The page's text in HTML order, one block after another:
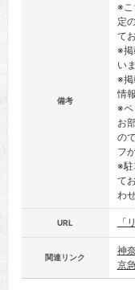
備考
※こ
定
て
※掲
い
※掲
情
※ペ
お
の
フ
※駐
て
わ
URL 「
関連リンク
神
京